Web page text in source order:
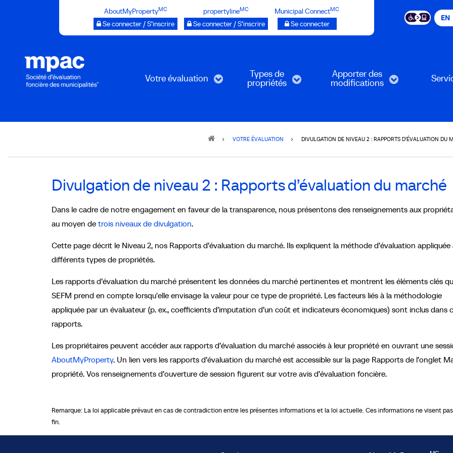
AboutMyPropertyMC
Se connecter / S’inscrire
propertylineMC
Se connecter / S’inscrire
Municipal ConnectMC
Se connecter
EN
Votre évaluation Types de
propriétés
Apporter des
modifications
VOTRE ÉVALUATION DIVULGATION DE NIVEAU 2 : RAPPORTS D’ÉVALUATION DU
Divulgation de niveau 2 : Rapports d’évaluation du marché
Dans le cadre de notre engagement en faveur de la transparence, nous présentons des renseignements aux
au moyen de trois niveaux de divulgation.
Cette page décrit le Niveau 2, nos Rapports d’évaluation du marché. Ils expliquent la méthode d’évaluation appliquée
différents types de propriétés.
Les rapports d’évaluation du marché présentent les données du marché pertinentes et montrent les éléments clés
SEFM prend en compte lorsqu'elle envisage la valeur pour ce type de propriété. Les facteurs liés à la méthodologie
appliquée par un évaluateur (p. ex., coefficients d’imputation d’un coût et indicateurs économiques) sont inclus dans
rapports.
Les propriétaires peuvent accéder aux rapports d’évaluation du marché associés à leur propriété en ouvrant une
AboutMyProperty. Un lien vers les rapports d’évaluation du marché est accessible sur la page Rapports de l’onglet
propriété. Vos renseignements d’ouverture de session figurent sur votre avis d’évaluation foncière.
Remarque: La loi applicable prévaut en cas de contradiction entre les présentes informations et la loi actuelle. Ces informations ne visent
fin.